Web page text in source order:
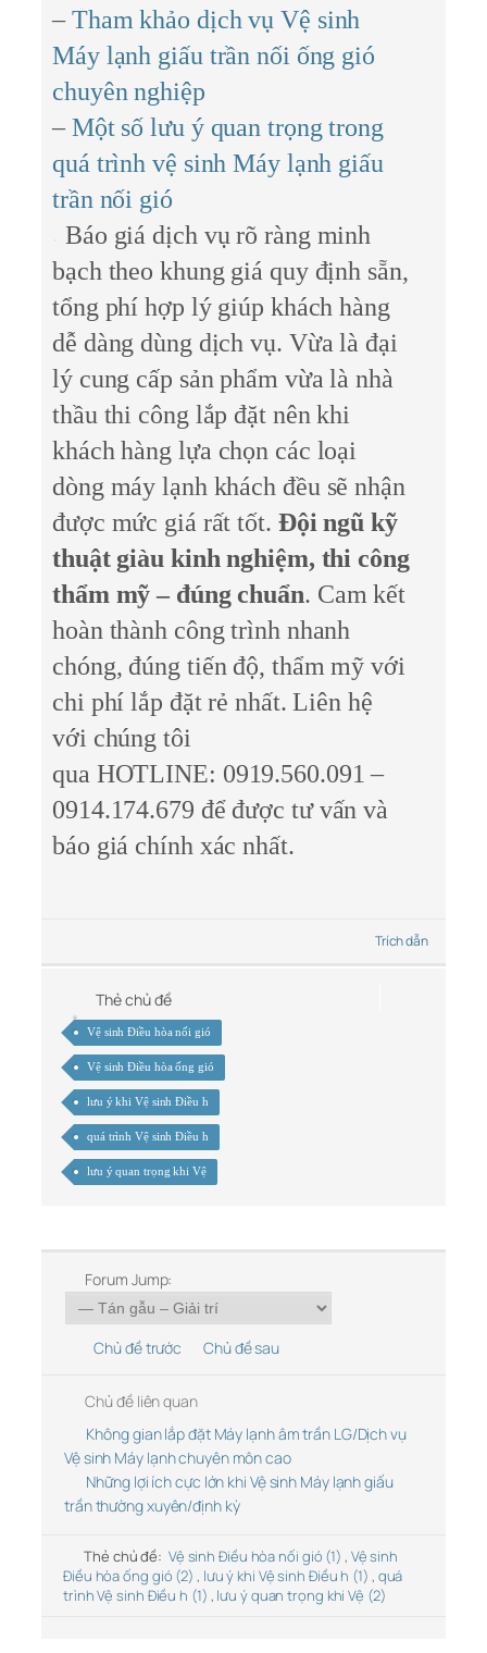
– Tham khảo dịch vụ Vệ sinh
Máy lạnh giấu trần nối ống gió
chuyên nghiệp
– Một số lưu ý quan trọng trong
quá trình vệ sinh Máy lạnh giấu
trần nối gió
Báo giá dịch vụ rõ ràng minh
bạch theo khung giá quy định sẵn,
tổng phí hợp lý giúp khách hàng
dễ dàng dùng dịch vụ. Vừa là đại
lý cung cấp sản phẩm vừa là nhà
thầu thi công lắp đặt nên khi
khách hàng lựa chọn các loại
dòng máy lạnh khách đều sẽ nhận
được mức giá rất tốt. Đội ngũ kỹ
thuật giàu kinh nghiệm, thi công
thẩm mỹ – đúng chuẩn. Cam kết
hoàn thành công trình nhanh
chóng, đúng tiến độ, thẩm mỹ với
chi phí lắp đặt rẻ nhất. Liên hệ
với chúng tôi
qua HOTLINE: 0919.560.091 –
0914.174.679 để được tư vấn và
báo giá chính xác nhất.
Trích dẫn
Thẻ chủ đề
Vệ sinh Điều hòa nối gió
Vệ sinh Điều hòa ống gió
lưu ý khi Vệ sinh Điều h
quá trình Vệ sinh Điều h
lưu ý quan trọng khi Vệ
Forum Jump:
Chủ đề trước Chủ đề sau
Chủ đề liên quan
Không gian lắp đặt Máy lạnh âm trần LG/Dịch vụ
Vệ sinh Máy lạnh chuyên môn cao
Những lợi ích cực lớn khi Vệ sinh Máy lạnh giấu
trần thường xuyên/định kỳ
Thẻ chủ đề: Vệ sinh Điều hòa nối gió (1) , Vệ sinh
Điều hòa ống gió (2) , lưu ý khi Vệ sinh Điều h (1) , quá
trình Vệ sinh Điều h (1) , lưu ý quan trọng khi Vệ (2)